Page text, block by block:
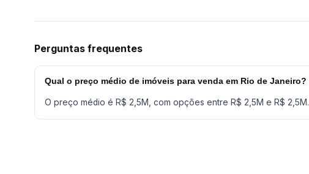
Perguntas frequentes
Qual o preço médio de imóveis para venda em Rio de Janeiro?
O preço médio é R$ 2,5M, com opções entre R$ 2,5M e R$ 2,5M.